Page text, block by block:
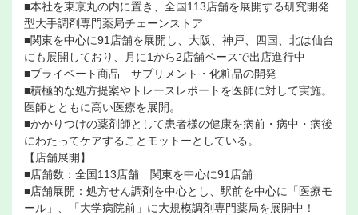
■本社を東京丸の内に置き、全国113店舗を展開する研究開発
型大手調剤専門薬局チェーンストア
■関東を中心に91店舗を展開し、大阪、神戸、四国、北は仙台
にも展開しており、月に1から2店舗ペースで出店進行中
■プライベート商品 サプリメント・化粧品の開発
■積極的な処方提案やトレースレポートを医師に対して実施。
医師とともに高い医療を展開。
■かかりつけの薬剤師として患者様の健康を病前・病中・病後
にわたってケアすることモットーとしている。
【店舗展開】
■店舗数：全国113店舗 関東を中心に91店舗
■店舗展開：処方せん調剤を中心とし、駅前を中心に「医療モ
ール」、「大学病院前」に大規模調剤専門薬局を展開中！